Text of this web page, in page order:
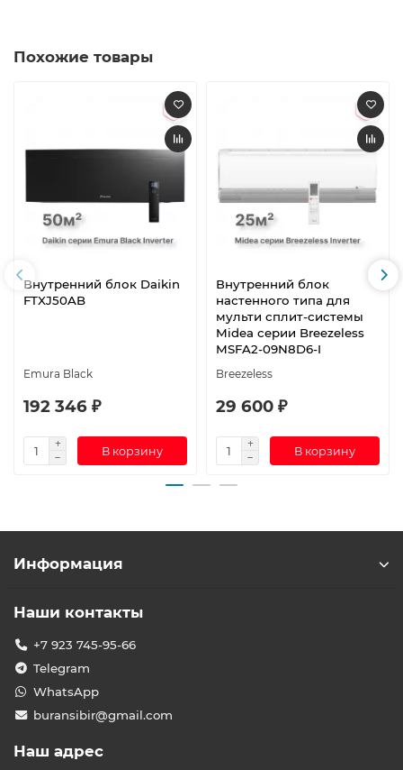
Похожие товары
Внутренний блок Daikin
FTXJ50AB
Emura Black
192 346 ₽
В корзину
Внутренний блок
настенного типа для
мульти сплит-системы
Midea серии Breezeless
MSFA2-09N8D6-I
Breezeless
29 600 ₽
В корзину
Информация
Наши контакты
+7 923 745-95-66
Telegram
WhatsApp
buransibir@gmail.com
Наш адрес